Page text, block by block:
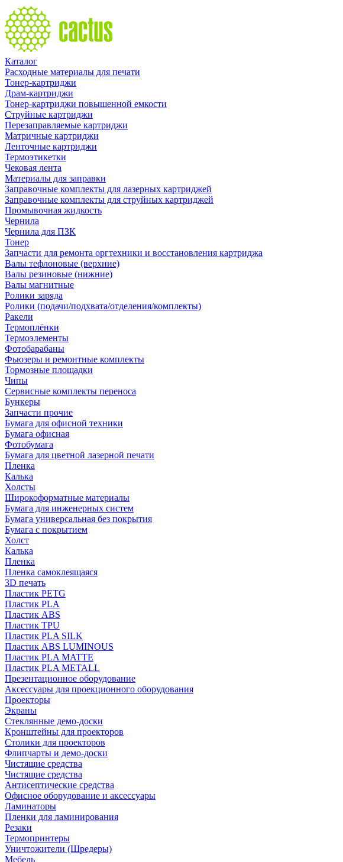
Каталог
Расходные материалы для печати
Тонер-картриджи
Драм-картриджи
Тонер-картриджи повышенной емкости
Струйные картриджи
Перезаправляемые картриджи
Матричные картриджи
Ленточные картриджи
Термоэтикетки
Чековая лента
Материалы для заправки
Заправочные комплекты для лазерных картриджей
Заправочные комплекты для струйных картриджей
Промывочная жидкость
Чернила
Чернила для ПЗК
Тонер
Запчасти для ремонта оргтехники и восстановления картриджа
Валы тефлоновые (верхние)
Валы резиновые (нижние)
Валы магнитные
Ролики заряда
Ролики (подачи/подхвата/отделения/комплекты)
Ракели
Термоплёнки
Термоэлементы
Фотобарабаны
Фьюзеры и ремонтные комплекты
Тормозные площадки
Чипы
Сервисные комплекты переноса
Бункеры
Запчасти прочие
Бумага для офисной техники
Бумага офисная
Фотобумага
Бумага для цветной лазерной печати
Пленка
Калька
Холсты
Широкоформатные материалы
Бумага для инженерных систем
Бумага универсальная без покрытия
Бумага с покрытием
Холст
Калька
Пленка
Пленка самоклеящаяся
3D печать
Пластик PETG
Пластик PLA
Пластик ABS
Пластик TPU
Пластик PLA SILK
Пластик ABS LUMINOUS
Пластик PLA MATTE
Пластик PLA METALL
Презентационное оборудование
Аксессуары для проекционного оборудования
Проекторы
Экраны
Стеклянные демо-доски
Кронштейны для проекторов
Столики для проекторов
Флипчарты и демо-доски
Чистящие средства
Чистящие средства
Антисептические средства
Офисное оборудование и аксессуары
Ламинаторы
Пленки для ламинирования
Резаки
Термопринтеры
Уничтожители (Шредеры)
Мебель